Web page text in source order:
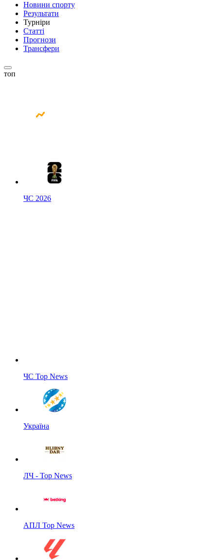
Новини спорту
Результати
Турніри
Статті
Прогнози
Трансфери
топ
ЧС 2026
ЧС Top News
Україна
ЛЧ - Top News
АПЛ Top News